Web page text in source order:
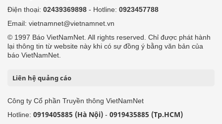
Điện thoại: 02439369898 - Hotline: 0923457788
Email: vietnamnet@vietnamnet.vn
© 1997 Báo VietNamNet. All rights reserved. Chỉ được phát hành
lại thông tin từ website này khi có sự đồng ý bằng văn bản của
báo VietNamNet.
Liên hệ quảng cáo
Công ty Cổ phần Truyền thông VietNamNet
Hotline: 0919405885 (Hà Nội) - 0919435885 (Tp.HCM)